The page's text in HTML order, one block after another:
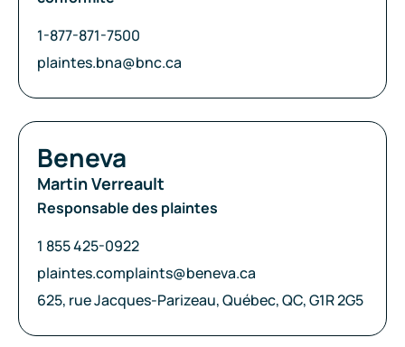
Téléphone:
1-877-871-7500
Courriel:
plaintes.bna@bnc.ca
Compagnie:
Beneva
Martin Verreault
Responsable des plaintes
Téléphone:
1 855 425-0922
Courriel:
plaintes.complaints@beneva.ca
Adresse:
625, rue Jacques-Parizeau, Québec, QC, G1R 2G5